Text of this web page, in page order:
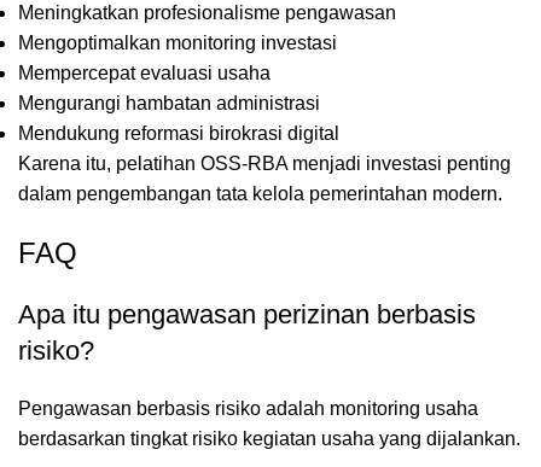
Meningkatkan profesionalisme pengawasan
Mengoptimalkan monitoring investasi
Mempercepat evaluasi usaha
Mengurangi hambatan administrasi
Mendukung reformasi birokrasi digital
Karena itu, pelatihan OSS-RBA menjadi investasi penting
dalam pengembangan tata kelola pemerintahan modern.
FAQ
Apa itu pengawasan perizinan berbasis
risiko?
Pengawasan berbasis risiko adalah monitoring usaha
berdasarkan tingkat risiko kegiatan usaha yang dijalankan.